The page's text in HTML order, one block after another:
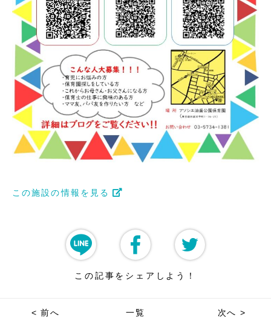
この施設の情報を見る
この記事をシェアしよう！
< 前へ 一覧 次へ >